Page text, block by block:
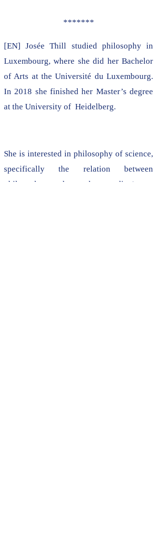
​*******
[EN] Josée Thill studied philosophy in
Luxembourg, where she did her Bachelor
of Arts at the Université du Luxembourg.
In 2018 she finished her Master’s degree
at the University of Heidelberg.
She is interested in philosophy of science,
specifically the relation between
philosophy and gender studies/queer